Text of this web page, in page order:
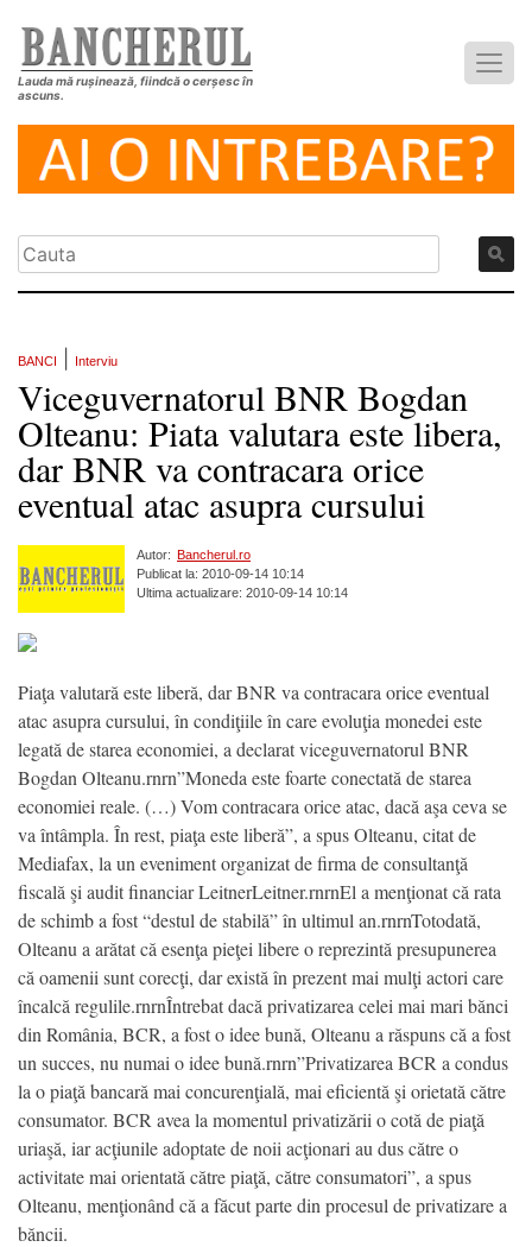
Lauda mă rușinează, fiindcă o cerșesc în
ascuns.
BANCI Interviu
Viceguvernatorul BNR Bogdan
Olteanu: Piata valutara este libera,
dar BNR va contracara orice
eventual atac asupra cursului
Autor: Bancherul.ro
Publicat la: 2010-09-14 10:14
Ultima actualizare: 2010-09-14 10:14
Piaţa valutară este liberă, dar BNR va contracara orice eventual
atac asupra cursului, în condiţiile în care evoluţia monedei este
legată de starea economiei, a declarat viceguvernatorul BNR
Bogdan Olteanu.rnrn”Moneda este foarte conectată de starea
economiei reale. (…) Vom contracara orice atac, dacă aşa ceva se
va întâmpla. În rest, piaţa este liberă”, a spus Olteanu, citat de
Mediafax, la un eveniment organizat de firma de consultanţă
fiscală şi audit financiar LeitnerLeitner.rnrnEl a menţionat că rata
de schimb a fost “destul de stabilă” în ultimul an.rnrnTotodată,
Olteanu a arătat că esenţa pieţei libere o reprezintă presupunerea
că oamenii sunt corecţi, dar există în prezent mai mulţi actori care
încalcă regulile.rnrnÎntrebat dacă privatizarea celei mai mari bănci
din România, BCR, a fost o idee bună, Olteanu a răspuns că a fost
un succes, nu numai o idee bună.rnrn”Privatizarea BCR a condus
la o piaţă bancară mai concurenţială, mai eficientă şi orietată către
consumator. BCR avea la momentul privatizării o cotă de piaţă
uriaşă, iar acţiunile adoptate de noii acţionari au dus către o
activitate mai orientată către piaţă, către consumatori”, a spus
Olteanu, menţionând că a făcut parte din procesul de privatizare a
băncii.